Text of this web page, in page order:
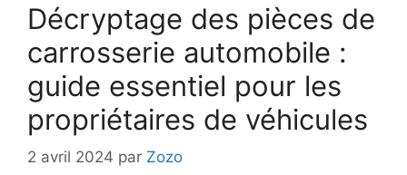
Décryptage des pièces de
carrosserie automobile :
guide essentiel pour les
propriétaires de véhicules
2 avril 2024 par Zozo